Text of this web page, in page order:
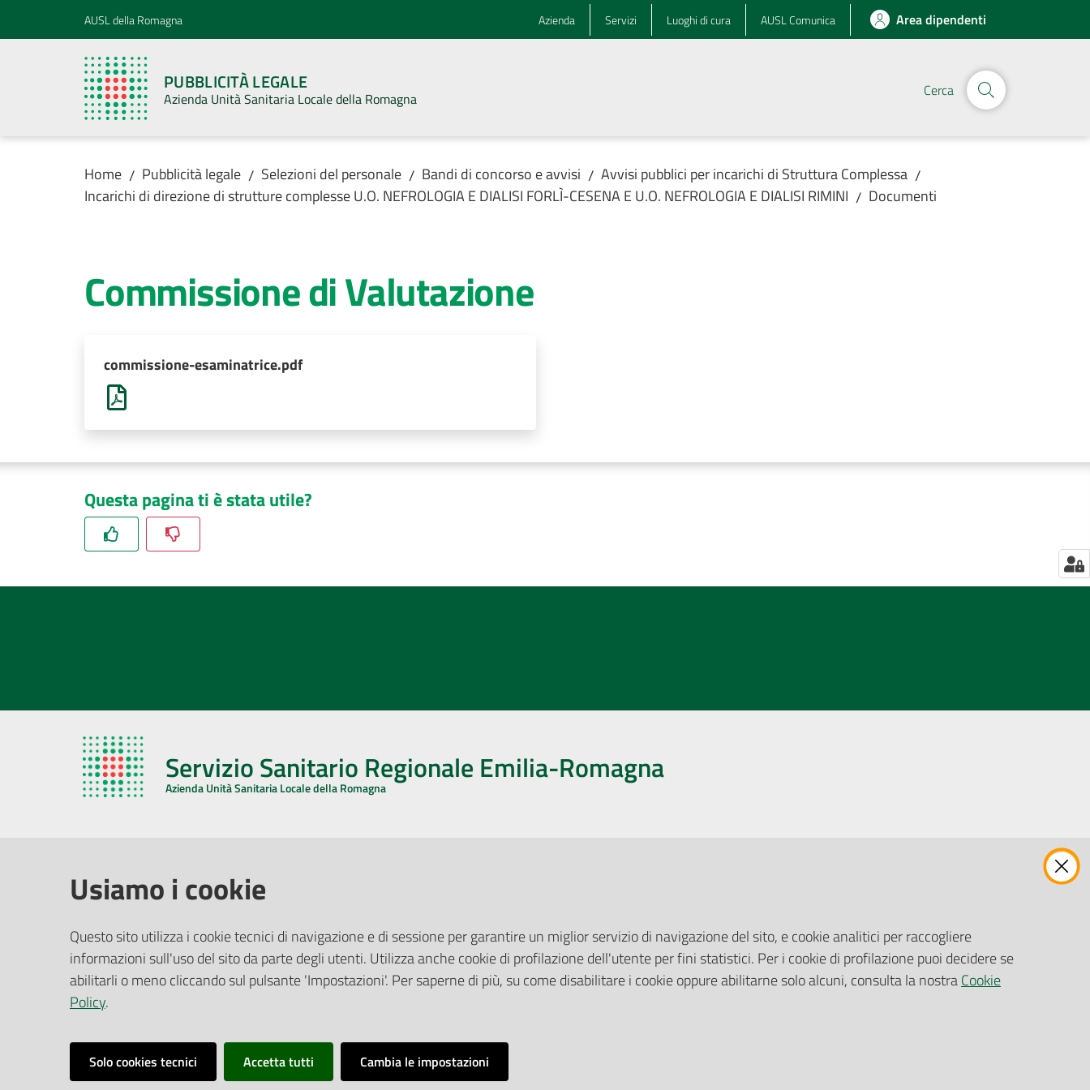
Vai al contenuto
Vai alla navigazioneAUSL della Romagna Azienda Servizi Luoghi di cura AUSL Comunica Area dipendenti
PUBBLICITÀ LEGALE
Azienda Unità Sanitaria Locale della Romagna Cerca
Home / Pubblicità legale / Selezioni del personale / Bandi di concorso e avvisi / Avvisi pubblici per incarichi di Struttura Complessa /
Incarichi di direzione di strutture complesse U.O. NEFROLOGIA E DIALISI FORLÌ-CESENA E U.O. NEFROLOGIA E DIALISI RIMINI / Documenti
Commissione di Valutazione
commissione-esaminatrice.pdf
Questa pagina ti è stata utile?
Servizio Sanitario Regionale Emilia-Romagna
Azienda Unità Sanitaria Locale della Romagna
Via De Gasperi, 8 - 48121 Ravenna (RA)
CF/P.IVA:02483810392
PEC:
azienda@pec.auslromagna.it
Ufficio Relazioni con il Pubblico
Riferimenti per la Stampa
Pubblicità legale
Albo Pretorio
Privacy Policy
Attuazione Misure PNRR
Gare e Appalti
Richiesta Patrocinio
Usiamo i cookie
Questo sito utilizza i cookie tecnici di navigazione e di sessione per garantire un miglior servizio di navigazione del sito, e cookie analitici per raccogliere
informazioni sull'uso del sito da parte degli utenti. Utilizza anche cookie di profilazione dell'utente per fini statistici. Per i cookie di profilazione puoi decidere se
abilitarli o meno cliccando sul pulsante 'Impostazioni'. Per saperne di più, su come disabilitare i cookie oppure abilitarne solo alcuni, consulta la nostraCookie
Policy.
Solo cookies tecnici Accetta tutti Cambia le impostazioni